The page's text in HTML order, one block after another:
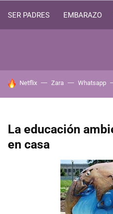
SER PADRES EMBARAZO
HOY SE HABLA DE
Netflix Zara Whatsapp
La educación
en casa